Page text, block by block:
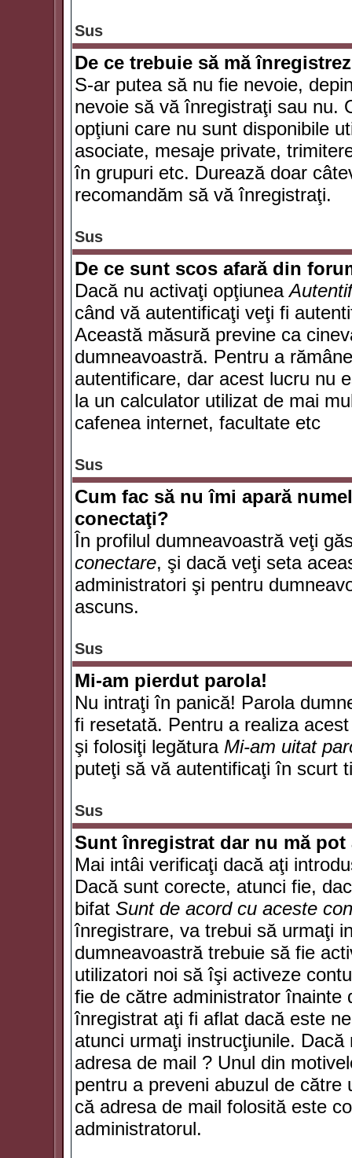
Sus
De ce trebuie să mă
S-ar putea să nu fie nevoie,
nevoie să vă înregistraţi sau nu.
opţiuni care nu sunt disponibile
asociate, mesaje private,
în grupuri etc. Durează doar
recomandăm să vă înregistraţi.
Sus
De ce sunt scos afară din
Dacă nu activaţi opţiunea
când vă autentificaţi veţi fi
Această măsură previne ca
dumneavoastră. Pentru a
autentificare, dar acest lucru nu
la un calculator utilizat de mai
cafenea internet, facultate etc
Sus
Cum fac să nu îmi apară
conectaţi?
În profilul dumneavoastră veţi
conectare, şi dacă veţi seta
administratori şi pentru
ascuns.
Sus
Mi-am pierdut parola!
Nu intraţi în panică! Parola
fi resetată. Pentru a realiza
şi folosiţi legătura Mi-am uitat
puteţi să vă autentificaţi în scurt
Sus
Sunt înregistrat dar nu mă
Mai intâi verificaţi dacă aţi
Dacă sunt corecte, atunci fie,
bifat Sunt de acord cu aceste
înregistrare, va trebui să urmaţi
dumneavoastră trebuie să fie
utilizatori noi să îşi activeze
fie de către administrator înainte
înregistrat aţi fi aflat dacă este
atunci urmaţi instrucţiunile.
adresa de mail ? Unul din
pentru a preveni abuzul de către
că adresa de mail folosită este
administratorul.